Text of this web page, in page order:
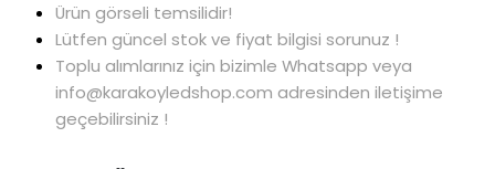
Ürün görseli temsilidir!
Lütfen güncel stok ve fiyat bilgisi sorunuz !
Toplu alımlarınız için bizimle Whatsapp veya
info@karakoyledshop.com adresinden iletişime
geçebilirsiniz !